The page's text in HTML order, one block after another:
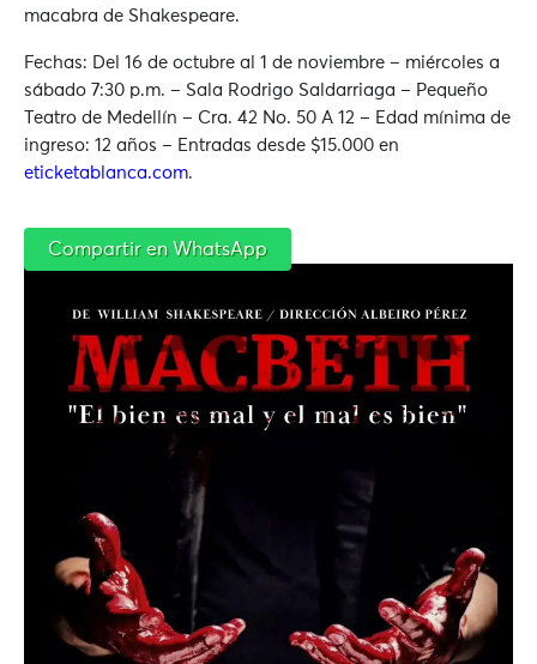
macabra de Shakespeare.
Fechas: Del 16 de octubre al 1 de noviembre – miércoles a
sábado 7:30 p.m. – Sala Rodrigo Saldarriaga – Pequeño
Teatro de Medellín – Cra. 42 No. 50 A 12 – Edad mínima de
ingreso: 12 años – Entradas desde $15.000 en
eticketablanca.com.
Compartir en WhatsApp